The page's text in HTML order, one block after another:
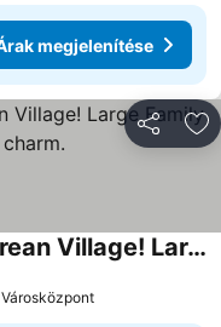
megjelenítése
Cozy Island Suite In an Azorean Village! Large Family Suite with tons of charm.